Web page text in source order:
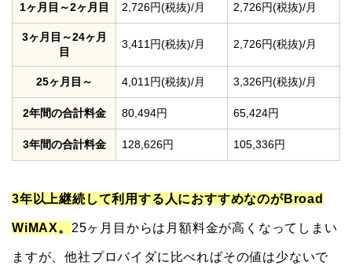
1ヶ月目～2ヶ月目 2,726円(税抜)/月 2,726円(税抜)/月
3ヶ月目～24ヶ月
目
3,411円(税抜)/月 2,726円(税抜)/月
25ヶ月目～ 4,011円(税抜)/月 3,326円(税抜)/月
2年間の合計料金 80,494円 65,424円
3年間の合計料金 128,626円 105,336円
3年以上継続して利用する人におすすめなのがBroad
WiMAX。 25ヶ月目からは月額料金が高くなってしまい
ますが、他社プロバイダに比べればその値は少ないで